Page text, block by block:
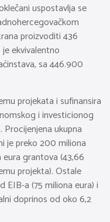
uspostavlja se
proizvoditi 436
ekvivalentno
sa 446.900
projekata i sufinansira
i investicionog
Procijenjena ukupna
je preko 200 miliona
grantova (43,66
projekta). Ostale
EIB-a (75 miliona eura) i
doprinos od oko 6,2